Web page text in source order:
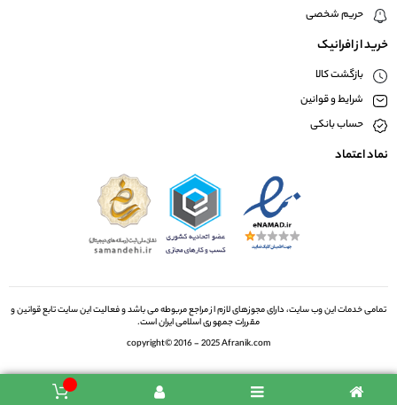
حریم شخصی
خرید از افرانیک
بازگشت کالا
شرایط و قوانین
حساب بانکی
نماد اعتماد
تمامی خدمات این وب سایت، دارای مجوزهای لازم از مراجع مربوطه می باشد و فعالیت این سایت تابع قوانین و
مقررات جمهوری اسلامی ایران است.
copyright© 2016 - 2025 Afranik.com